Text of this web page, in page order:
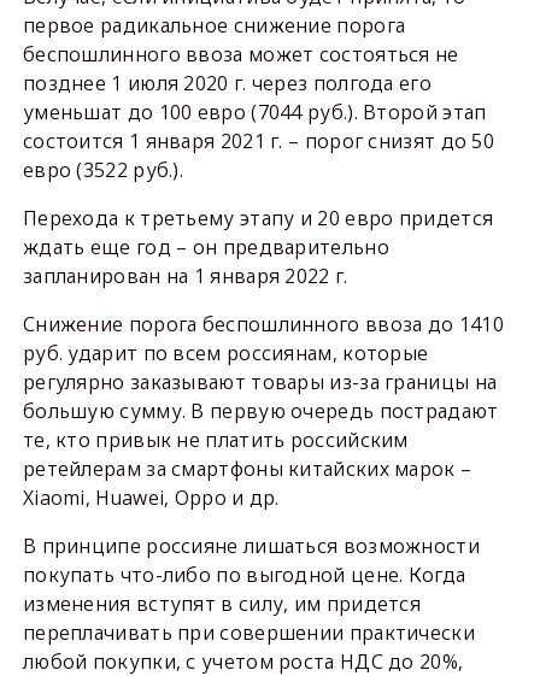
первое радикальное снижение порога
беспошлинного ввоза может состояться не
позднее 1 июля 2020 г. через полгода его
уменьшат до 100 евро (7044 руб.). Второй этап
состоится 1 января 2021 г. – порог снизят до 50
евро (3522 руб.).
Перехода к третьему этапу и 20 евро придется
ждать еще год – он предварительно
запланирован на 1 января 2022 г.
Снижение порога беспошлинного ввоза до 1410
руб. ударит по всем россиянам, которые
регулярно заказывают товары из-за границы на
большую сумму. В первую очередь пострадают
те, кто привык не платить российским
ретейлерам за смартфоны китайских марок –
Xiaomi, Huawei, Oppo и др.
В принципе россияне лишаться возможности
покупать что-либо по выгодной цене. Когда
изменения вступят в силу, им придется
переплачивать при совершении практически
любой покупки, с учетом роста НДС до 20%,